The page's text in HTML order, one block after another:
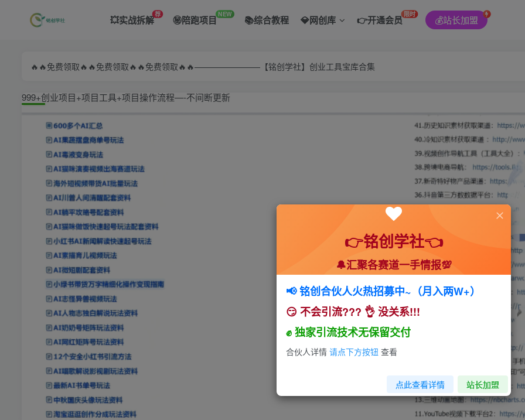
💥实战拆解荐 ㊙️陪跑项目NEW 📚综合教程 💎网创库 👉开通会员限时 💰站长加盟
🔥🔥免费领取🔥🔥免费领取🔥🔥免费领取🔥🔥————————【铭创学社】创业工具宝库合集
999+创业项目+项目工具+项目操作流程—-不间断更新
👉铭创学社👈
🔔汇聚各赛道一手情报💯
📢 铭创合伙人火热招募中~（月入两W+）
😏 不会引流??? 👌 没关系!!!
✊ 独家引流技术无保留交付
合伙人详情 请点下方按钮 查看
点此查看详情 站长加盟